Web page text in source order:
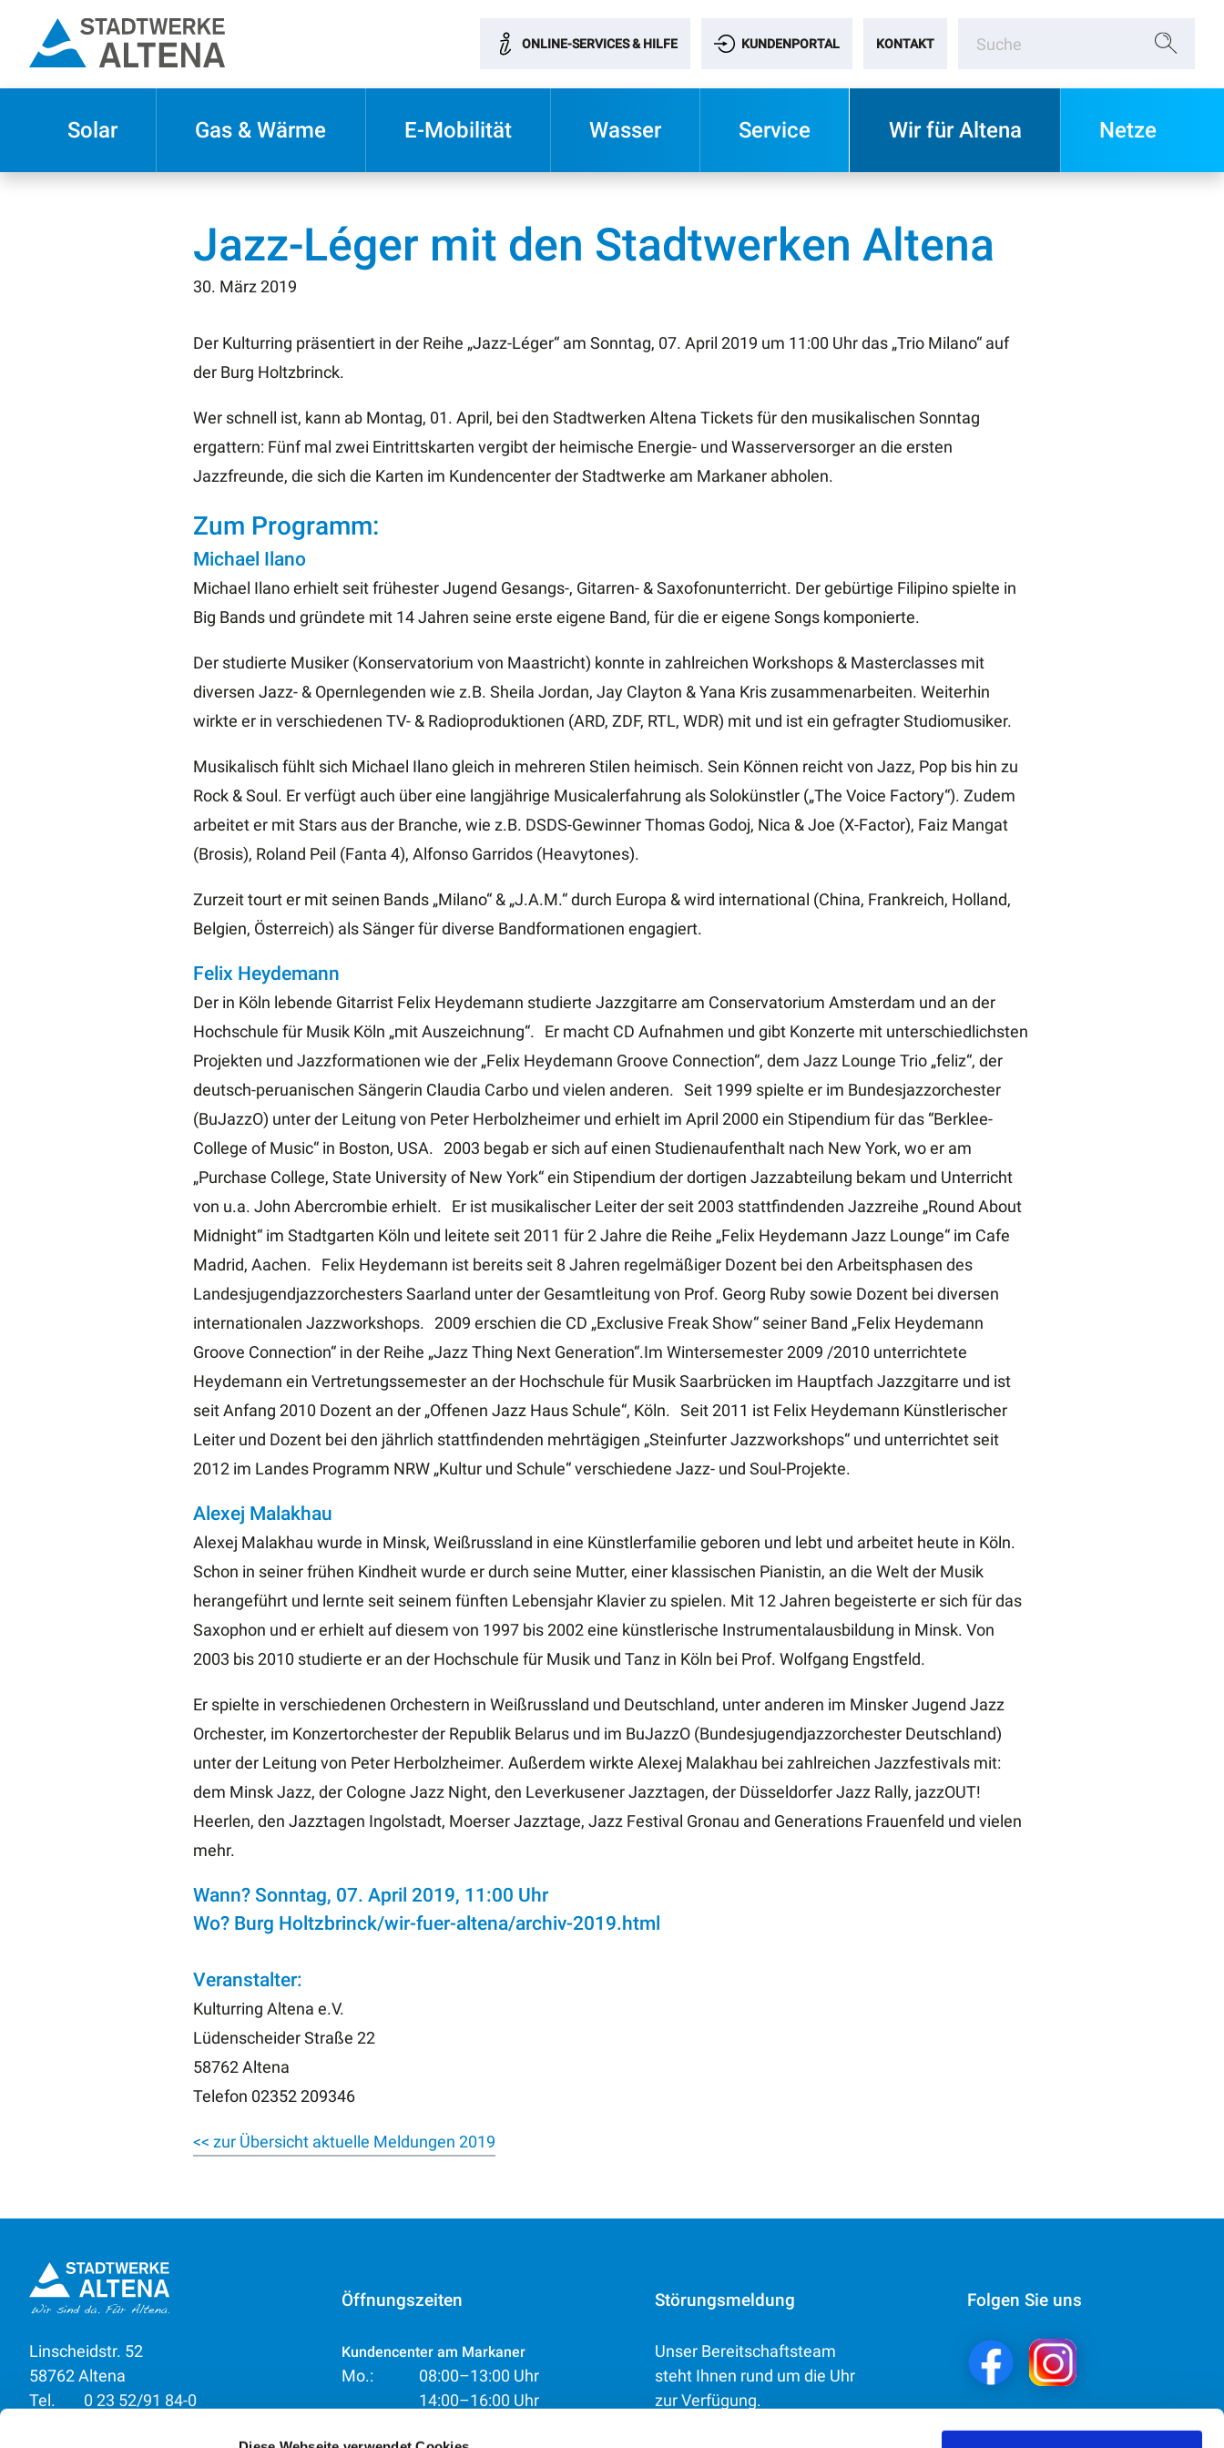
ONLINE-SERVICES & HILFE KUNDENPORTAL KONTAKT
Solar Gas & Wärme E-Mobilität Wasser Service Wir für Altena Netze
Jazz-Léger mit den Stadtwerken Altena
30. März 2019
Der Kulturring präsentiert in der Reihe „Jazz-Léger“ am Sonntag, 07. April 2019 um 11:00 Uhr das „Trio Milano“ auf
der Burg Holtzbrinck.
Wer schnell ist, kann ab Montag, 01. April, bei den Stadtwerken Altena Tickets für den musikalischen Sonntag
ergattern: Fünf mal zwei Eintrittskarten vergibt der heimische Energie- und Wasserversorger an die ersten
Jazzfreunde, die sich die Karten im Kundencenter der Stadtwerke am Markaner abholen.
Zum Programm:
Michael Ilano
Michael Ilano erhielt seit frühester Jugend Gesangs-, Gitarren- & Saxofonunterricht. Der gebürtige Filipino spielte in
Big Bands und gründete mit 14 Jahren seine erste eigene Band, für die er eigene Songs komponierte.
Der studierte Musiker (Konservatorium von Maastricht) konnte in zahlreichen Workshops & Masterclasses mit
diversen Jazz- & Opernlegenden wie z.B. Sheila Jordan, Jay Clayton & Yana Kris zusammenarbeiten. Weiterhin
wirkte er in verschiedenen TV- & Radioproduktionen (ARD, ZDF, RTL, WDR) mit und ist ein gefragter Studiomusiker.
Musikalisch fühlt sich Michael Ilano gleich in mehreren Stilen heimisch. Sein Können reicht von Jazz, Pop bis hin zu
Rock & Soul. Er verfügt auch über eine langjährige Musicalerfahrung als Solokünstler („The Voice Factory“). Zudem
arbeitet er mit Stars aus der Branche, wie z.B. DSDS-Gewinner Thomas Godoj, Nica & Joe (X-Factor), Faiz Mangat
(Brosis), Roland Peil (Fanta 4), Alfonso Garridos (Heavytones).
Zurzeit tourt er mit seinen Bands „Milano“ & „J.A.M.“ durch Europa & wird international (China, Frankreich, Holland,
Belgien, Österreich) als Sänger für diverse Bandformationen engagiert.
Felix Heydemann
Der in Köln lebende Gitarrist Felix Heydemann studierte Jazzgitarre am Conservatorium Amsterdam und an der
Hochschule für Musik Köln „mit Auszeichnung“. Er macht CD Aufnahmen und gibt Konzerte mit unterschiedlichsten
Projekten und Jazzformationen wie der „Felix Heydemann Groove Connection“, dem Jazz Lounge Trio „feliz“, der
deutsch-peruanischen Sängerin Claudia Carbo und vielen anderen. Seit 1999 spielte er im Bundesjazzorchester
(BuJazzO) unter der Leitung von Peter Herbolzheimer und erhielt im April 2000 ein Stipendium für das “Berklee-
College of Music“ in Boston, USA. 2003 begab er sich auf einen Studienaufenthalt nach New York, wo er am
„Purchase College, State University of New York“ ein Stipendium der dortigen Jazzabteilung bekam und Unterricht
von u.a. John Abercrombie erhielt. Er ist musikalischer Leiter der seit 2003 stattfindenden Jazzreihe „Round About
Midnight“ im Stadtgarten Köln und leitete seit 2011 für 2 Jahre die Reihe „Felix Heydemann Jazz Lounge“ im Cafe
Madrid, Aachen. Felix Heydemann ist bereits seit 8 Jahren regelmäßiger Dozent bei den Arbeitsphasen des
Landesjugendjazzorchesters Saarland unter der Gesamtleitung von Prof. Georg Ruby sowie Dozent bei diversen
internationalen Jazzworkshops. 2009 erschien die CD „Exclusive Freak Show“ seiner Band „Felix Heydemann
Groove Connection“ in der Reihe „Jazz Thing Next Generation“.Im Wintersemester 2009 /2010 unterrichtete
Heydemann ein Vertretungssemester an der Hochschule für Musik Saarbrücken im Hauptfach Jazzgitarre und ist
seit Anfang 2010 Dozent an der „Offenen Jazz Haus Schule“, Köln. Seit 2011 ist Felix Heydemann Künstlerischer
Leiter und Dozent bei den jährlich stattfindenden mehrtägigen „Steinfurter Jazzworkshops“ und unterrichtet seit
2012 im Landes Programm NRW „Kultur und Schule“ verschiedene Jazz- und Soul-Projekte.
Alexej Malakhau
Alexej Malakhau wurde in Minsk, Weißrussland in eine Künstlerfamilie geboren und lebt und arbeitet heute in Köln.
Schon in seiner frühen Kindheit wurde er durch seine Mutter, einer klassischen Pianistin, an die Welt der Musik
herangeführt und lernte seit seinem fünften Lebensjahr Klavier zu spielen. Mit 12 Jahren begeisterte er sich für das
Saxophon und er erhielt auf diesem von 1997 bis 2002 eine künstlerische Instrumentalausbildung in Minsk. Von
2003 bis 2010 studierte er an der Hochschule für Musik und Tanz in Köln bei Prof. Wolfgang Engstfeld.
Er spielte in verschiedenen Orchestern in Weißrussland und Deutschland, unter anderen im Minsker Jugend Jazz
Orchester, im Konzertorchester der Republik Belarus und im BuJazzO (Bundesjugendjazzorchester Deutschland)
unter der Leitung von Peter Herbolzheimer. Außerdem wirkte Alexej Malakhau bei zahlreichen Jazzfestivals mit:
dem Minsk Jazz, der Cologne Jazz Night, den Leverkusener Jazztagen, der Düsseldorfer Jazz Rally, jazzOUT!
Heerlen, den Jazztagen Ingolstadt, Moerser Jazztage, Jazz Festival Gronau and Generations Frauenfeld und vielen
mehr.
Wann? Sonntag, 07. April 2019, 11:00 Uhr
Wo? Burg Holtzbrinck/wir-fuer-altena/archiv-2019.html
Veranstalter:
Kulturring Altena e.V.
Lüdenscheider Straße 22
58762 Altena
Telefon 02352 209346
<< zur Übersicht aktuelle Meldungen 2019
Linscheidstr. 52
58762 Altena
Tel.
0 23 52/91 84-0
Öffnungszeiten
Kundencenter am Markaner
Mo.:
08:00–13:00 Uhr
14:00–16:00 Uhr
Störungsmeldung
Unser Bereitschaftsteam
steht Ihnen rund um die Uhr
zur Verfügung.
Folgen Sie uns